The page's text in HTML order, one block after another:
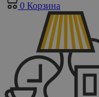
0 Корзина